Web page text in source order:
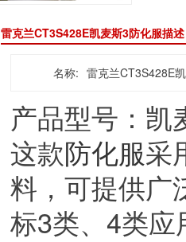
雷克兰CT3S428E凯麦斯3防化服描述
名称: 雷克兰CT3S428E
产品型号：凯
这款防化服采
料，可提供广
标3类、4类